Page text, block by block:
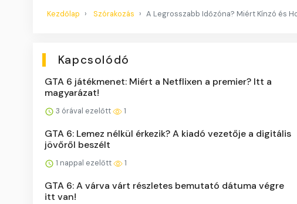
Kezdőlap Szórakozás A Legrosszabb Időzóna? Miért Kínzó és
Kapcsolódó
GTA 6 játékmenet: Miért a Netflixen a premier? Itt a
magyarázat!
3 órával ezelőtt 1
GTA 6: Lemez nélkül érkezik? A kiadó vezetője a digitális
jövőről beszélt
1 nappal ezelőtt 1
GTA 6: A várva várt részletes bemutató dátuma végre
itt van!